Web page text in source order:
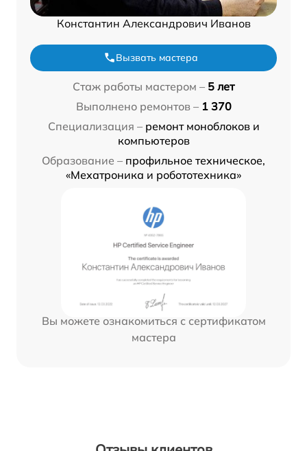
Константин Александрович Иванов
Вызвать мастера
Стаж работы мастером – 5 лет
Выполнено ремонтов – 1 370
Специализация – ремонт моноблоков и
компьютеров
Образование – профильное техническое,
«Мехатроника и робототехника»
Вы можете ознакомиться с сертификатом
мастера